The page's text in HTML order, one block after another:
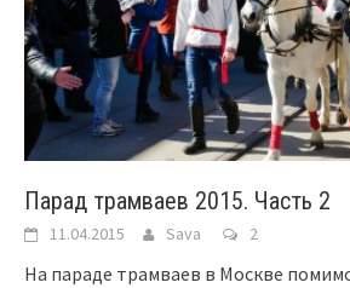
Парад трамваев 2015. Часть 2
11.04.2015 Sava 2
На параде трамваев в Москве